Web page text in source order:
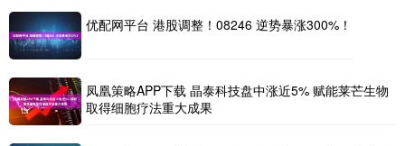
优配网平台 港股调整！08246 逆势暴涨300%！
凤凰策略APP下载 晶泰科技盘中涨近5% 赋能莱芒生物
取得细胞疗法重大成果